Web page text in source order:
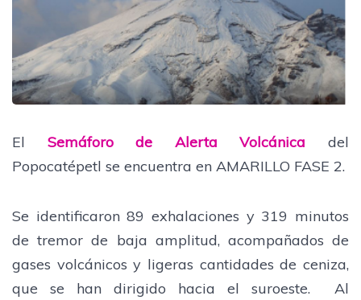
El Semáforo de Alerta Volcánica del
Popocatépetl se encuentra en AMARILLO FASE 2.
Se identificaron 89 exhalaciones y 319 minutos
de tremor de baja amplitud, acompañados de
gases volcánicos y ligeras cantidades de ceniza,
que se han dirigido hacia el suroeste. Al